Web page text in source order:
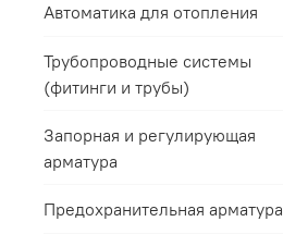
Автоматика для отопления
Трубопроводные системы
(фитинги и трубы)
Запорная и регулирующая
арматура
Предохранительная арматура